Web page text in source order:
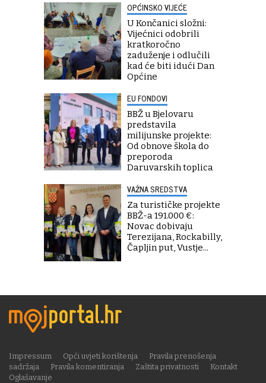
OPĆINSKO VIJEĆE
U Končanici složni:
Vijećnici odobrili
kratkoročno
zaduženje i odlučili
kad će biti idući Dan
Općine
EU FONDOVI
BBŽ u Bjelovaru
predstavila
milijunske projekte:
Od obnove škola do
preporoda
Daruvarskih toplica
VAŽNA SREDSTVA
Za turističke projekte
BBŽ-a 191.000 €:
Novac dobivaju
Terezijana, Rockabilly,
Čapljin put, Vustje...
Impressum Opći uvjeti korištenja
Pravila prenošenja
sadržaja
Pravila komentiranja Zaštita privatnosti
Kontakt
Oglašavanje